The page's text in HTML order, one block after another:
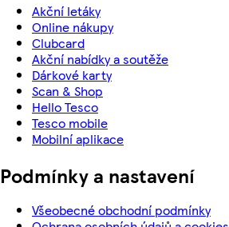
Akční letáky
Online nákupy
Clubcard
Akční nabídky a soutěže
Dárkové karty
Scan & Shop
Hello Tesco
Tesco mobile
Mobilní aplikace
Podmínky a nastavení
Všeobecné obchodní podmínky